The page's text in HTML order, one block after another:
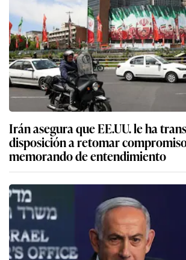
Irán asegura que EE.UU. le ha
disposición a retomar
memorando de entendimiento